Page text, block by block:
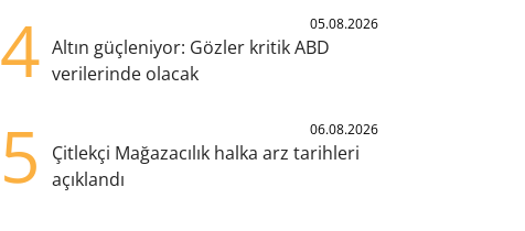
4 05.08.2026
Altın güçleniyor: Gözler kritik ABD
verilerinde olacak
5 06.08.2026
Çitlekçi Mağazacılık halka arz tarihleri
açıklandı